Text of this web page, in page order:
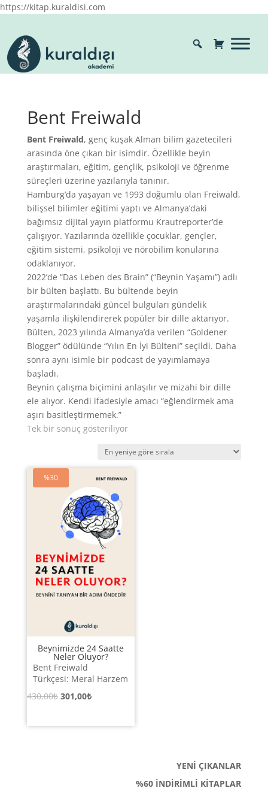
https://kitap.kuraldisi.com
Bent Freiwald
Bent Freiwald, genç kuşak Alman bilim gazetecileri
arasında öne çıkan bir isimdir. Özellikle beyin
araştırmaları, eğitim, gençlik, psikoloji ve öğrenme
süreçleri üzerine yazılarıyla tanınır.
Hamburg’da yaşayan ve 1993 doğumlu olan Freiwald,
bilişsel bilimler eğitimi yaptı ve Almanya’daki
bağımsız dijital yayın platformu Krautreporter’de
çalışıyor. Yazılarında özellikle çocuklar, gençler,
eğitim sistemi, psikoloji ve nörobilim konularına
odaklanıyor.
2022’de “Das Leben des Brain” (“Beynin Yaşamı”) adlı
bir bülten başlattı. Bu bültende beyin
araştırmalarındaki güncel bulguları gündelik
yaşamla ilişkilendirerek popüler bir dille aktarıyor.
Bülten, 2023 yılında Almanya’da verilen “Goldener
Blogger” ödülünde “Yılın En İyi Bülteni” seçildi. Daha
sonra aynı isimle bir podcast de yayımlamaya
başladı.
Beynin çalışma biçimini anlaşılır ve mizahi bir dille
ele alıyor. Kendi ifadesiyle amacı “eğlendirmek ama
aşırı basitleştirmemek.”
Tek bir sonuç gösteriliyor
%30
Beynimizde 24 Saatte
Neler Oluyor?
Bent Freiwald
Türkçesi: Meral Harzem
430,00₺ Orijinal
430,00₺.
301,00₺Şu
fiyat:
YENİ ÇIKANLAR
%60 İNDİRİMLİ KİTAPLAR